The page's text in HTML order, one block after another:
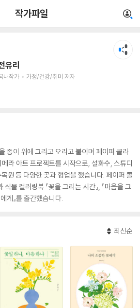
작가파일
유리
내작가 가정/건강/취미 저자
강/취미 저자
종이 위에 그리고 오리고 붙이며 페이퍼 콜라
라 아트 프로젝트를 시작으로, 설화수, 스튜디
원 등 다양한 곳과 협업을 했습니다. 페이퍼 콜
식물 컬러링북 『꽃을 그리는 시간』, 『마음을 그
게』를 출간했습니다.
최신순